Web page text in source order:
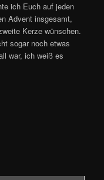
ich Euch auf jeden
Advent insgesamt,
Kerze wünschen.
sogar noch etwas
war, ich weiß es